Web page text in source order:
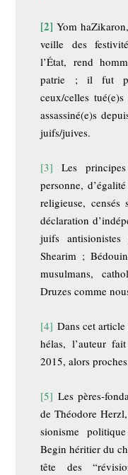
[2] Yom
veille des
l’État, rend
patrie ; il fut
ceux/celles
assassiné(e)s
juifs/juives.
[3] Les
personne,
religieuse,
déclaration
juifs
Shearim ;
musulmans,
Druzes comme
[4] Dans cet
hélas, l’auteur
2015, alors
[5] Les pères-
de Théodore
sionisme
Begin héritier du
tête des